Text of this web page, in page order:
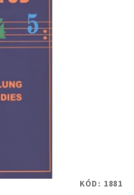
KÓD: 1881